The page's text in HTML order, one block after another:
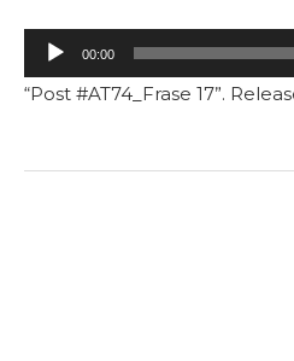
Tocador
de
00:00
“Post #AT74_Frase 17”.